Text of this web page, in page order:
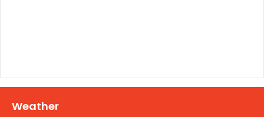
Weather